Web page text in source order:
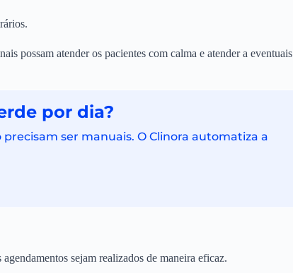
possam atender os pacientes com calma e atender a eventuais
por dia?
ser manuais. O Clinora automatiza a
sejam realizados de maneira eficaz.